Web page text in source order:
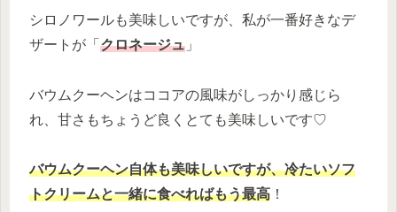
シロノワールも美味しいですが、私が一番好きなデ
ザートが「 クロネージュ 」
バウムクーヘンはココアの風味がしっかり感じら
れ、甘さもちょうど良くとても美味しいです♡
バウムクーヘン自体も美味しいですが、冷たいソフ
トクリームと一緒に食べればもう最高 ！